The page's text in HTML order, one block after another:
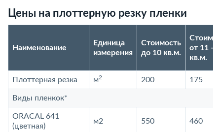
Цены на плоттерную резку пленки
Наименование
Единица
измерения
Стоимость
до 10 кв.м.
от 11 -
кв.м.
Плоттерная резка м2 200 175
Виды пленкок*
ORACAL 641
(цветная)
м2 550 460